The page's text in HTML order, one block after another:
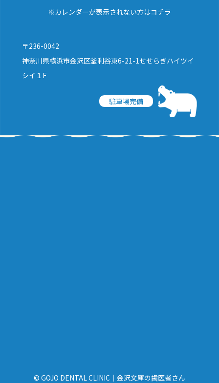
※カレンダーが表示されない方はコチラ
〒236-0042
神奈川県横浜市金沢区釜利谷東6-21-1せせらぎハイツイ
シイ１F
駐車場完備
© GOJO DENTAL CLINIC｜金沢文庫の歯医者さん